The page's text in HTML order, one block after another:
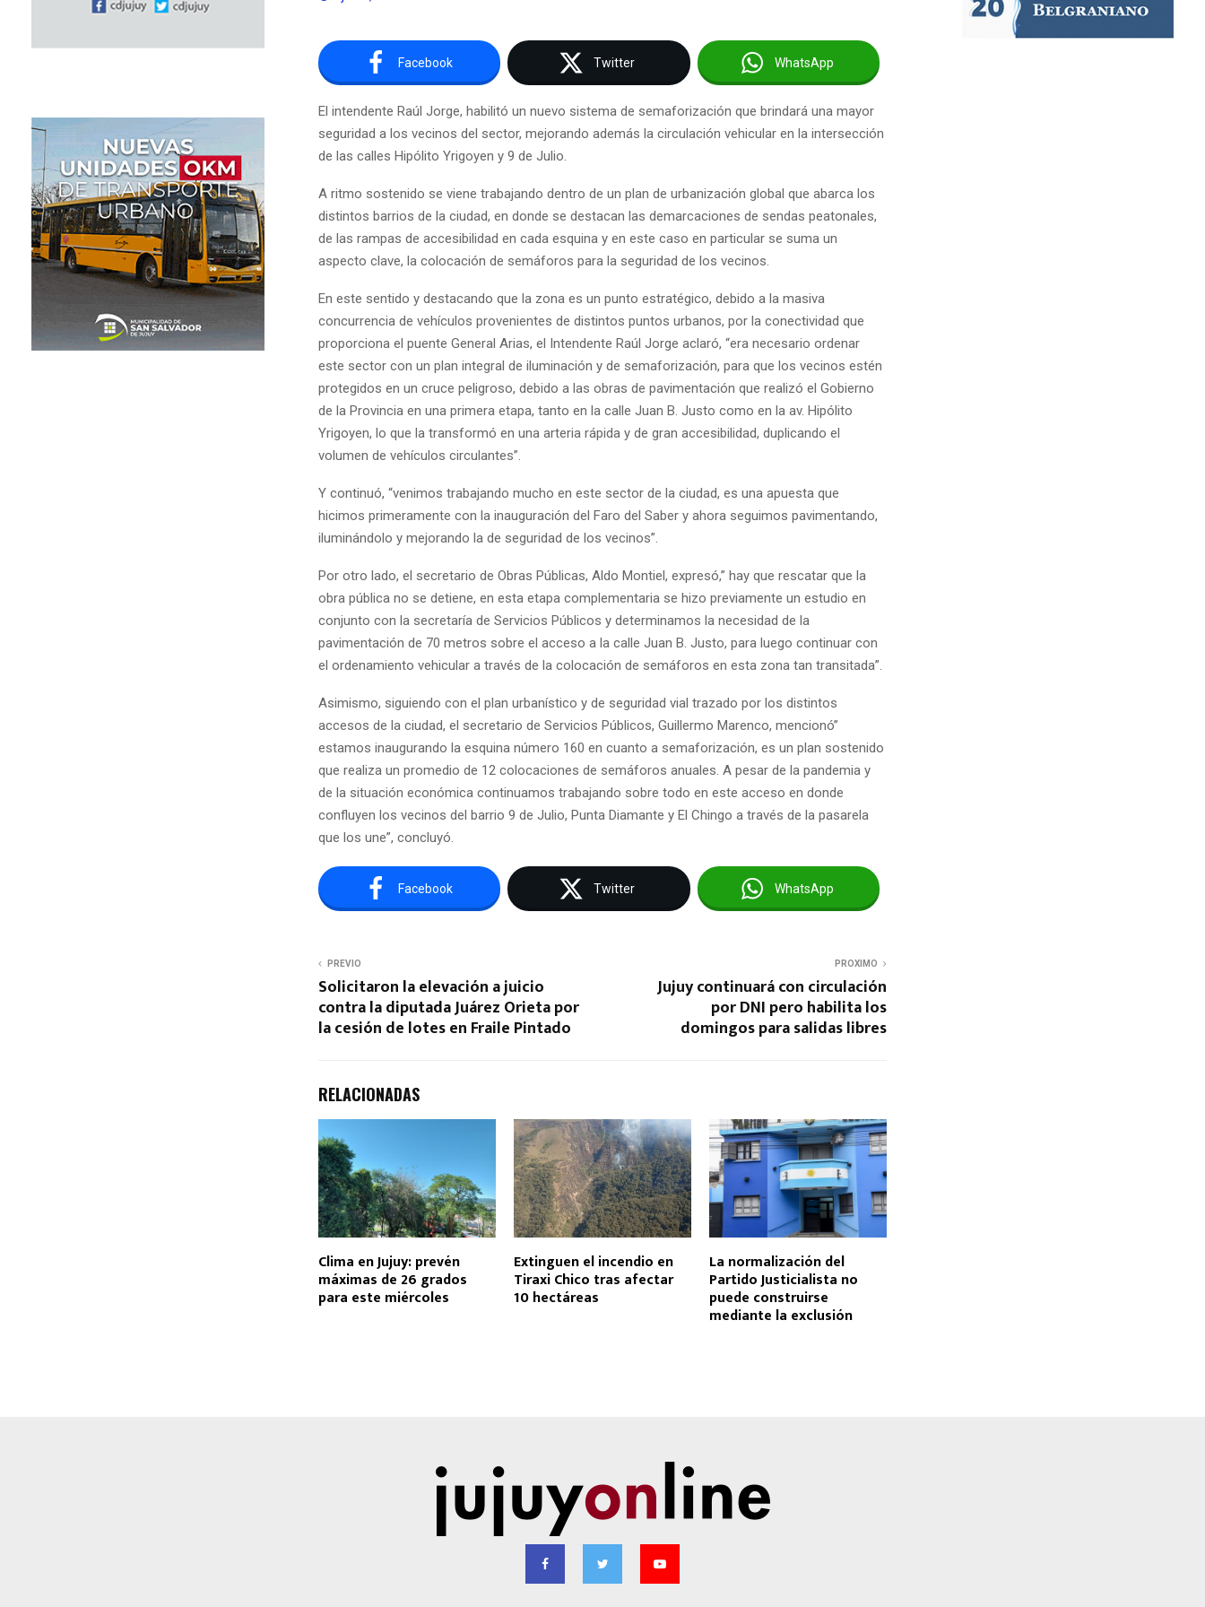
Facebook Twitter WhatsApp
El intendente Raúl Jorge, habilitó un nuevo sistema de semaforización que brindará una mayor
seguridad a los vecinos del sector, mejorando además la circulación vehicular en la intersección
de las calles Hipólito Yrigoyen y 9 de Julio.
A ritmo sostenido se viene trabajando dentro de un plan de urbanización global que abarca los
distintos barrios de la ciudad, en donde se destacan las demarcaciones de sendas peatonales,
de las rampas de accesibilidad en cada esquina y en este caso en particular se suma un
aspecto clave, la colocación de semáforos para la seguridad de los vecinos.
En este sentido y destacando que la zona es un punto estratégico, debido a la masiva
concurrencia de vehículos provenientes de distintos puntos urbanos, por la conectividad que
proporciona el puente General Arias, el Intendente Raúl Jorge aclaró, “era necesario ordenar
este sector con un plan integral de iluminación y de semaforización, para que los vecinos estén
protegidos en un cruce peligroso, debido a las obras de pavimentación que realizó el Gobierno
de la Provincia en una primera etapa, tanto en la calle Juan B. Justo como en la av. Hipólito
Yrigoyen, lo que la transformó en una arteria rápida y de gran accesibilidad, duplicando el
volumen de vehículos circulantes”.
Y continuó, “venimos trabajando mucho en este sector de la ciudad, es una apuesta que
hicimos primeramente con la inauguración del Faro del Saber y ahora seguimos pavimentando,
iluminándolo y mejorando la de seguridad de los vecinos”.
Por otro lado, el secretario de Obras Públicas, Aldo Montiel, expresó,” hay que rescatar que la
obra pública no se detiene, en esta etapa complementaria se hizo previamente un estudio en
conjunto con la secretaría de Servicios Públicos y determinamos la necesidad de la
pavimentación de 70 metros sobre el acceso a la calle Juan B. Justo, para luego continuar con
el ordenamiento vehicular a través de la colocación de semáforos en esta zona tan transitada”.
Asimismo, siguiendo con el plan urbanístico y de seguridad vial trazado por los distintos
accesos de la ciudad, el secretario de Servicios Públicos, Guillermo Marenco, mencionó”
estamos inaugurando la esquina número 160 en cuanto a semaforización, es un plan sostenido
que realiza un promedio de 12 colocaciones de semáforos anuales. A pesar de la pandemia y
de la situación económica continuamos trabajando sobre todo en este acceso en donde
confluyen los vecinos del barrio 9 de Julio, Punta Diamante y El Chingo a través de la pasarela
que los une”, concluyó.
Facebook Twitter WhatsApp
PREVIO
Solicitaron la elevación a juicio
contra la diputada Juárez Orieta por
la cesión de lotes en Fraile Pintado
PROXIMO
Jujuy continuará con circulación
por DNI pero habilita los
domingos para salidas libres
RELACIONADAS
Clima en Jujuy: prevén
máximas de 26 grados
para este miércoles
Extinguen el incendio en
Tiraxi Chico tras afectar
10 hectáreas
La normalización del
Partido Justicialista no
puede construirse
mediante la exclusión